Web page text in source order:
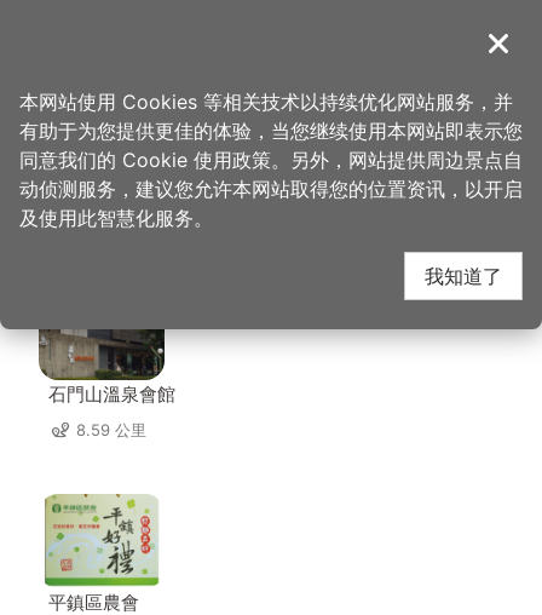
導覽
首页 > 想去的地方 > 美食、购物 > 小镇豆花
小镇豆花 周边店家
石門山溫泉會館
8.59 公里
平鎮區農會
关闭
本网站使用 Cookies 等相关技术以持续优化网站服务，并
有助于为您提供更佳的体验，当您继续使用本网站即表示您
同意我们的 Cookie 使用政策。另外，网站提供周边景点自
动侦测服务，建议您允许本网站取得您的位置资讯，以开启
及使用此智慧化服务。
我知道了